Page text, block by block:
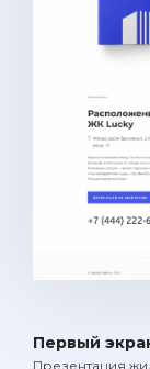
Первый
Презентация